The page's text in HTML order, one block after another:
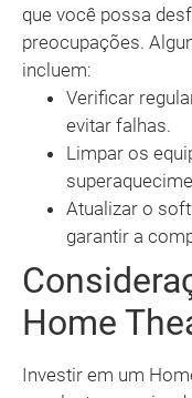
que você possa
preocupações.
incluem:
Verificar
evitar falhas.
Limpar os
Atualizar o
garantir a
Home
Investir em um